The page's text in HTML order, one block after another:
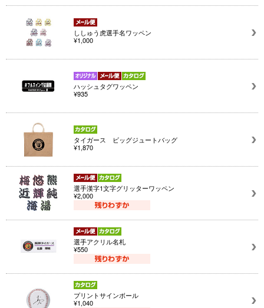
ししゅう虎選手名ワッペン
¥1,000
ハッシュタグワッペン
¥935
タイガース ビッグジュートバッグ
¥1,870
選手漢字1文字グリッターワッペン
¥2,000
選手アクリル名札
¥550
プリントサインボール
¥1,040